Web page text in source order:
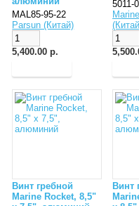
MAL85-95-22
Parsun (Китай)
5,400.00 р.
5011-
Винт гребной
Marine Rocket, 8,5"
Винт